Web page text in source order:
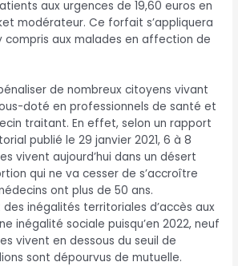
aux urgences de 19,60 euros en
modérateur. Ce forfait s’appliquera
compris aux malades en affection de
de nombreux citoyens vivant
doté en professionnels de santé et
traitant. En effet, selon un rapport
publié le 29 janvier 2021, 6 à 8
vivent aujourd’hui dans un désert
qui ne va cesser de s’accroître
ont plus de 50 ans.
inégalités territoriales d’accès aux
inégalité sociale puisqu’en 2022, neuf
vivent en dessous du seuil de
sont dépourvus de mutuelle.